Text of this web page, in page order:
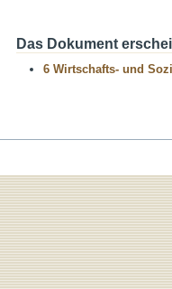
Das Dokument
6 Wirtschafts- und